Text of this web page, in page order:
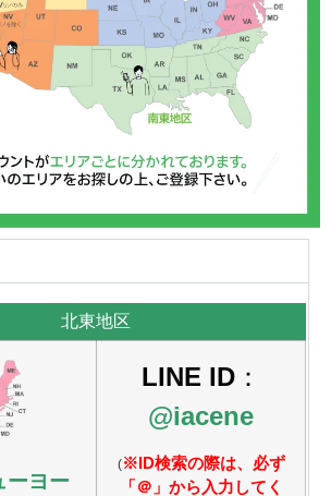
北東地区
ーヨー
LINE ID：
@iacene
(※ID検索の際は、必ず
「＠」から入力してく